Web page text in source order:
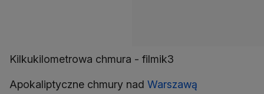
Kilkukilometrowa chmura - filmik3
Apokaliptyczne chmury nad Warszawą